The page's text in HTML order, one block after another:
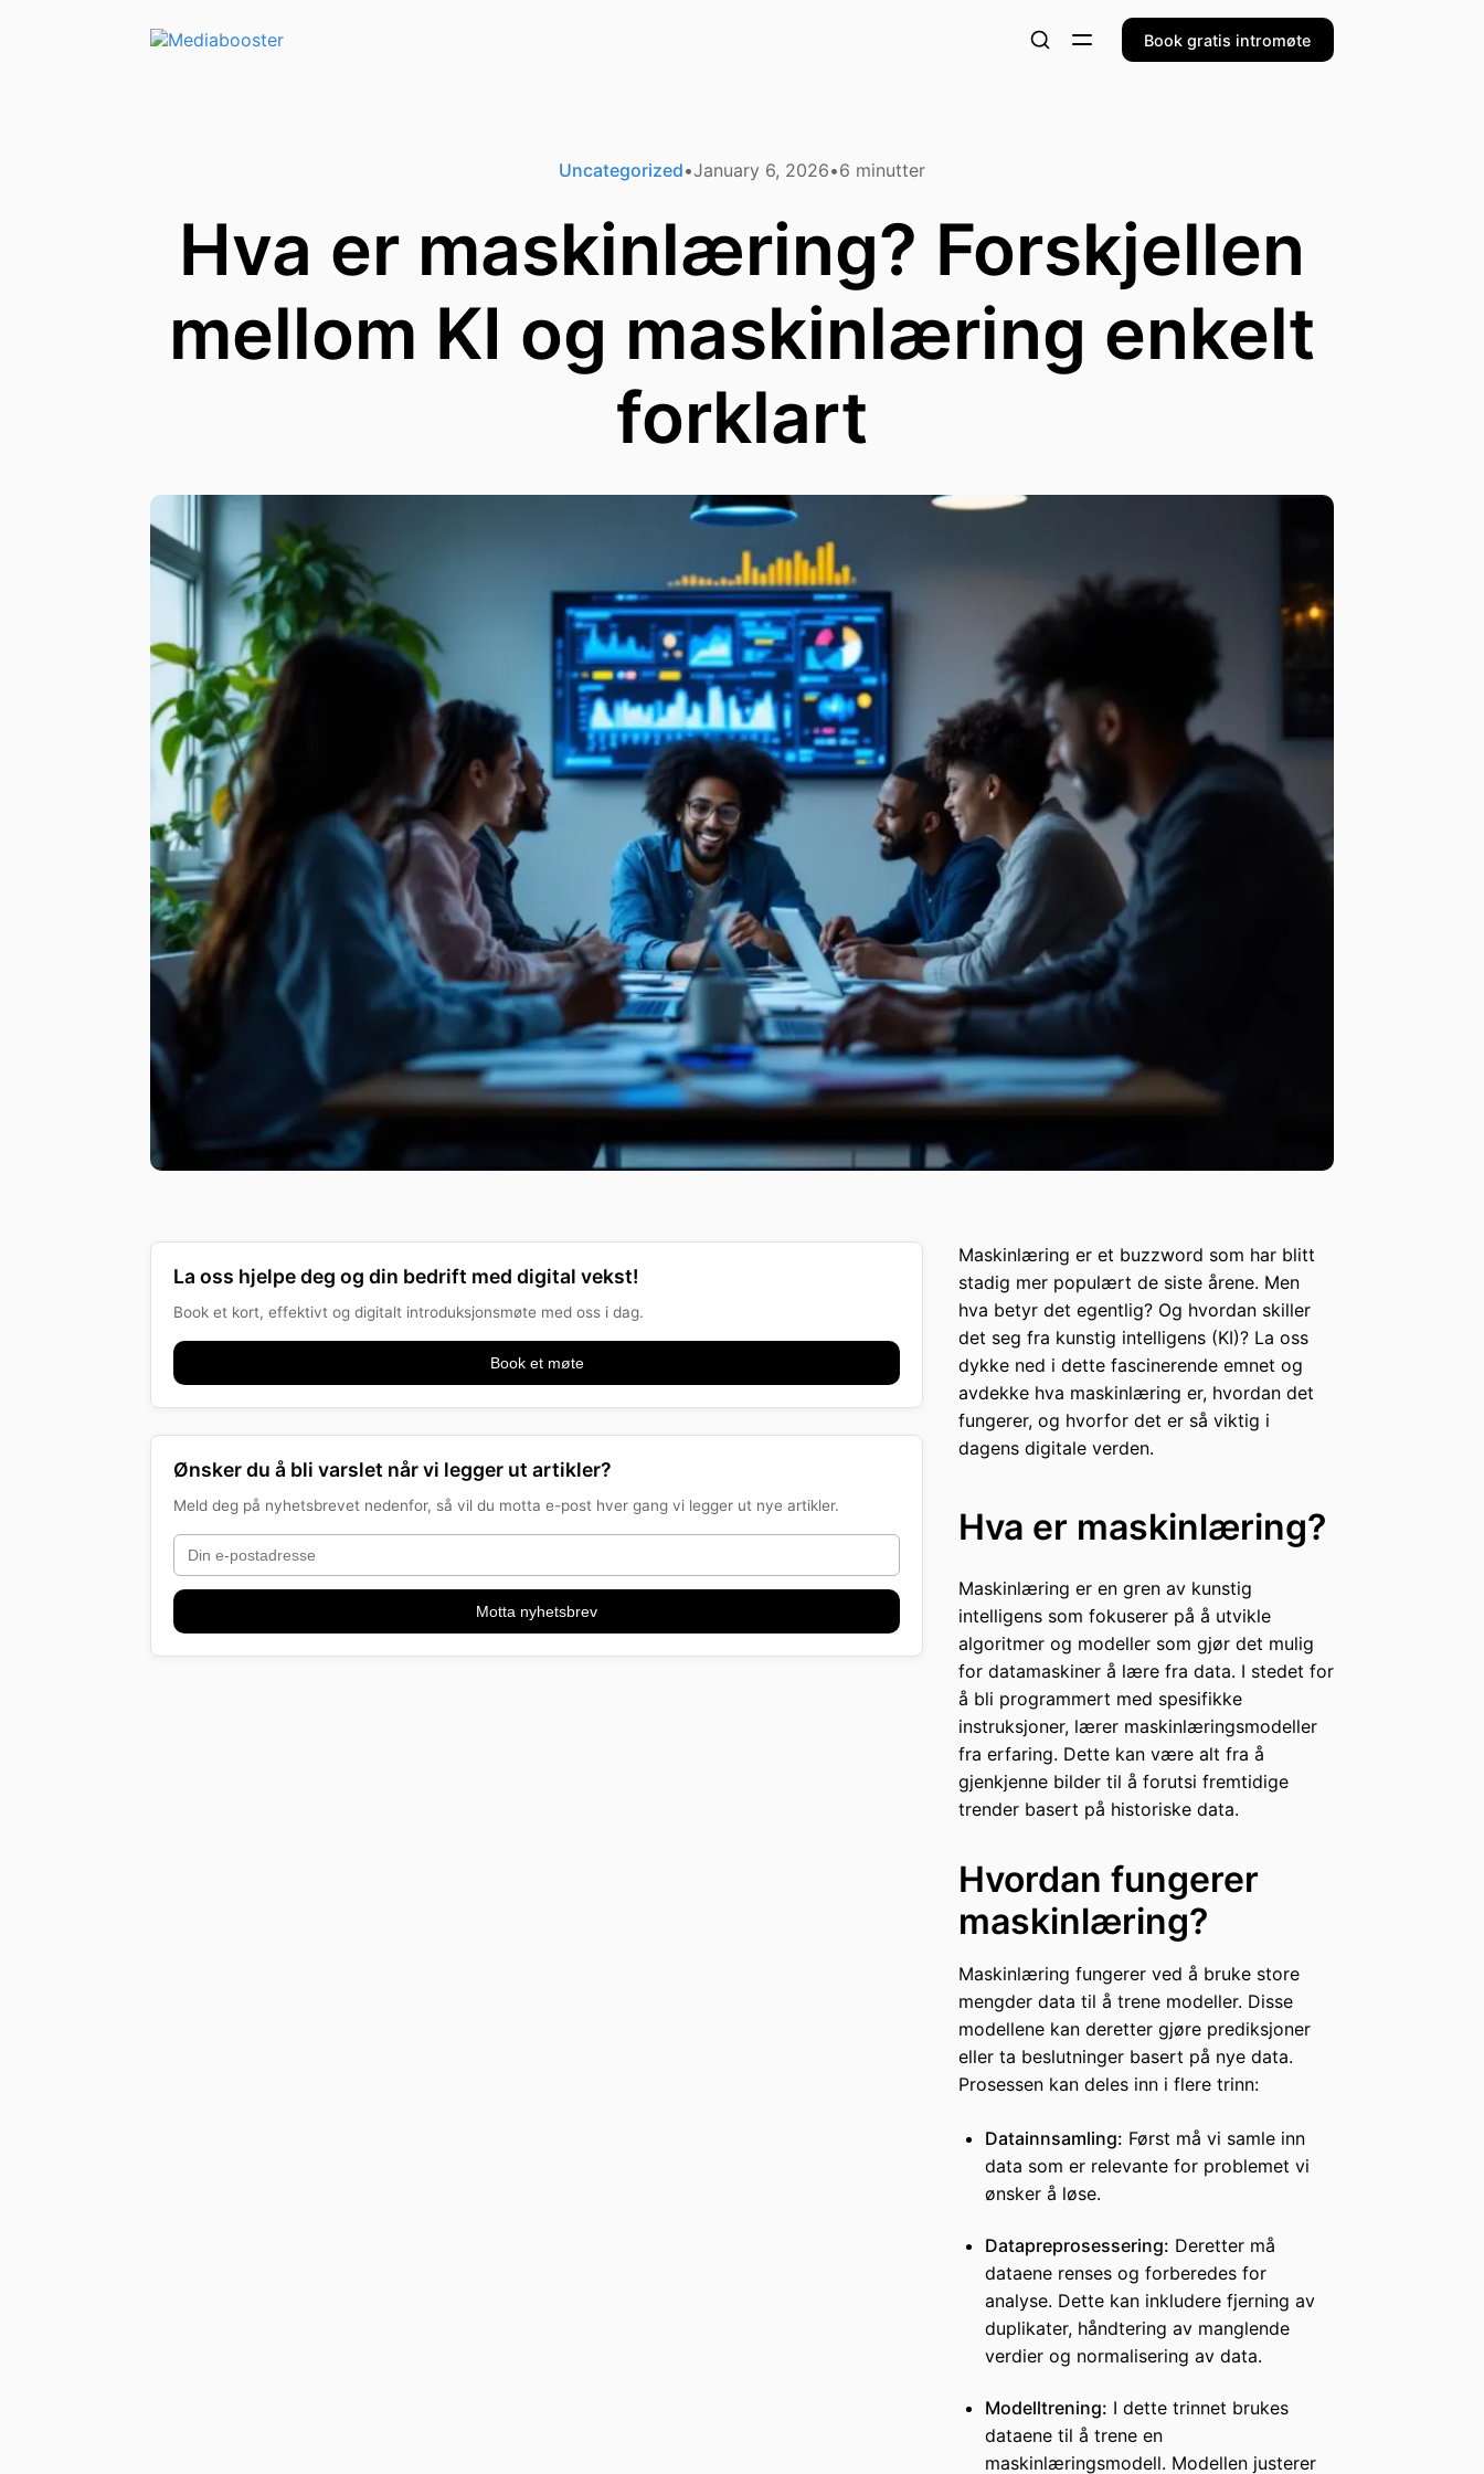
Skip To Main Content Book gratis intromøte
Uncategorized January 6, 2026 6 minutter
Hva er maskinlæring? Forskjellen
mellom KI og maskinlæring enkelt
forklart
La oss hjelpe deg og din bedrift med digital vekst!
Book et kort, effektivt og digitalt introduksjonsmøte med oss i dag.
Book et møte
Ønsker du å bli varslet når vi legger ut artikler?
Meld deg på nyhetsbrevet nedenfor, så vil du motta e-post hver gang vi legger ut nye artikler.
Motta nyhetsbrev
Maskinlæring er et buzzword som har blitt
stadig mer populært de siste årene. Men
hva betyr det egentlig? Og hvordan skiller
det seg fra kunstig intelligens (KI)? La oss
dykke ned i dette fascinerende emnet og
avdekke hva maskinlæring er, hvordan det
fungerer, og hvorfor det er så viktig i
dagens digitale verden.
Hva er maskinlæring?
Maskinlæring er en gren av kunstig
intelligens som fokuserer på å utvikle
algoritmer og modeller som gjør det mulig
for datamaskiner å lære fra data. I stedet for
å bli programmert med spesifikke
instruksjoner, lærer maskinlæringsmodeller
fra erfaring. Dette kan være alt fra å
gjenkjenne bilder til å forutsi fremtidige
trender basert på historiske data.
Hvordan fungerer
maskinlæring?
Maskinlæring fungerer ved å bruke store
mengder data til å trene modeller. Disse
modellene kan deretter gjøre prediksjoner
eller ta beslutninger basert på nye data.
Prosessen kan deles inn i flere trinn:
Datainnsamling: Først må vi samle inn
data som er relevante for problemet vi
ønsker å løse.
Datapreprosessering: Deretter må
dataene renses og forberedes for
analyse. Dette kan inkludere fjerning av
duplikater, håndtering av manglende
verdier og normalisering av data.
Modelltrening: I dette trinnet brukes
dataene til å trene en
maskinlæringsmodell. Modellen justerer